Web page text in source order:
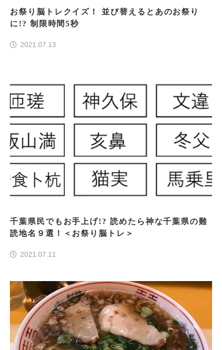
お祭り脳トレクイズ！ 並び替えるとあのお祭り
に!? 制限時間5秒
2021.07.13
千葉県民でもお手上げ!? 読めたら神な千葉県の難
読地名９選！＜お祭り脳トレ＞
2021.07.11